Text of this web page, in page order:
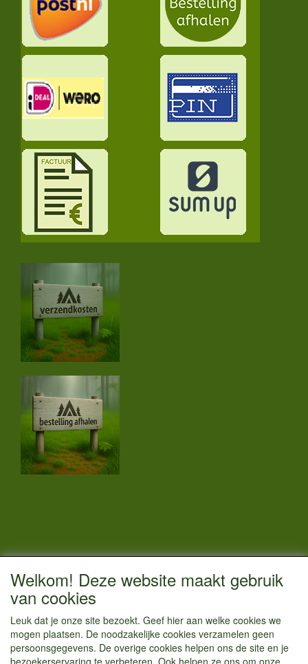
CONTACTGEGEVENS
Vestigingsadres:
Hoofdweg 36
1433 JW Kudelstaart
Welkom! Deze website maakt gebruik
van cookies
Leuk dat je onze site bezoekt. Geef hier aan welke cookies we
mogen plaatsen. De noodzakelijke cookies verzamelen geen
persoonsgegevens. De overige cookies helpen ons de site en je
bezoekerservaring te verbeteren. Ook helpen ze ons om onze